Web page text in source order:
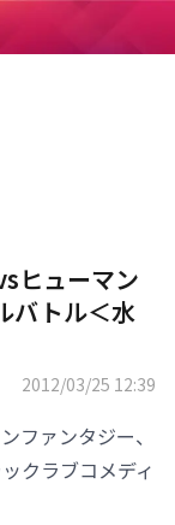
ヒューマン
バトル＜水
2012/03/25 12:39
ファンタジー、
クラブコメディ